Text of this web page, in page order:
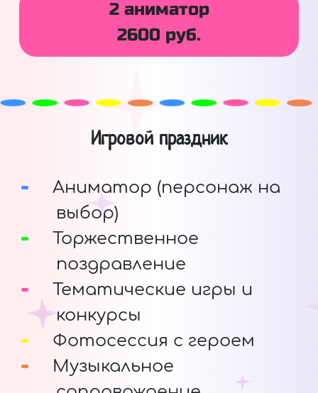
2 аниматор
2600 руб.
Игровой праздник
Аниматор (персонаж на
выбор)
Торжественное
поздравление
Тематические игры и
конкурсы
Фотосессия с героем
Музыкальное